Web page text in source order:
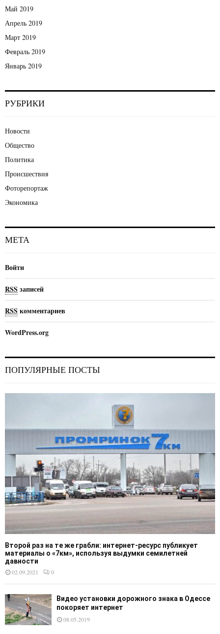
Май 2019
Апрель 2019
Март 2019
Февраль 2019
Январь 2019
РУБРИКИ
Новости
Общество
Политика
Происшествия
Фоторепортаж
Экономика
МЕТА
Войти
RSSзаписей
RSSкомментариев
WordPress.org
ПОПУЛЯРНЫЕ ПОСТЫ
Второй раз на те же грабли: интернет-ресурс публикует
материалы о «7км», используя выдумки семилетней
давности
02.09.2021
0
Видео установки дорожного знака в Одессе
покоряет интернет
08.05.2019